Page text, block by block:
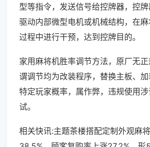
型等指令，发送信号给控牌器，控
驱动内部微型电机或机械结构，在
过程中进行干预，达到控牌目的。
家用麻将机胜率调节方法，原厂无
谓调节均为改装程序，替换主板、
特定玩家概率，属作弊，违规使用
试。
相关快讯:主题茶楼搭配定制外观麻